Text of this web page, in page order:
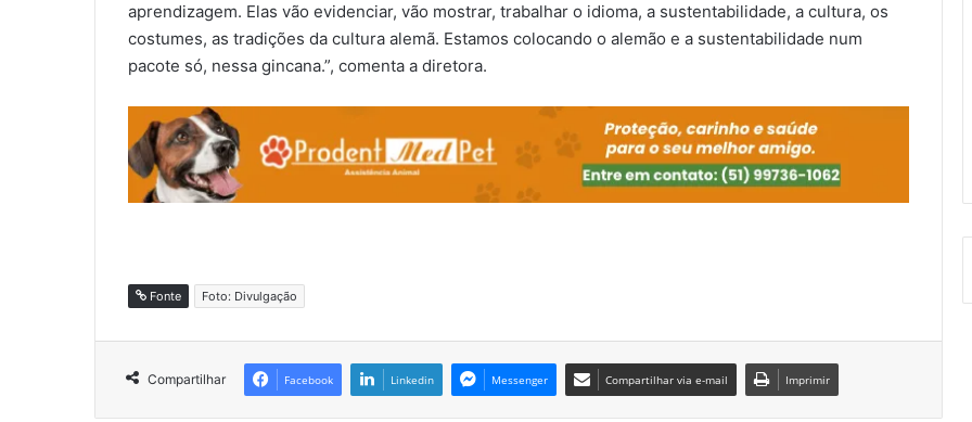
aprendizagem. Elas vão evidenciar, vão mostrar, trabalhar o idioma, a sustentabilidade, a cultura, os
costumes, as tradições da cultura alemã. Estamos colocando o alemão e a sustentabilidade num
pacote só, nessa gincana.”, comenta a diretora.
Fonte Foto: Divulgação
Compartilhar Facebook Linkedin Messenger Compartilhar via e-mail Imprimir